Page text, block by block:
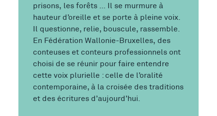
prisons, les forêts … Il se murmure à
hauteur d’oreille et se porte à pleine voix.
Il questionne, relie, bouscule, rassemble.
En Fédération Wallonie-Bruxelles, des
conteuses et conteurs professionnels ont
choisi de se réunir pour faire entendre
cette voix plurielle : celle de l’oralité
contemporaine, à la croisée des traditions
et des écritures d’aujourd’hui.